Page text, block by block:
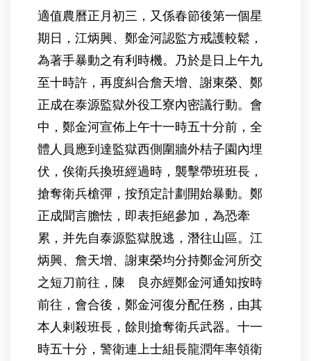
適值農曆正月初三，又係春節後第一個星
期日，江炳興、鄭金河認監方戒護較鬆，
為著手暴動之有利時機。乃於是日上午九
至十時許，再度糾合詹天增、謝東榮、鄭
正成在泰源監獄外役工寮內密議行動。會
中，鄭金河宣佈上午十一時五十分前，全
體人員應到達監獄西側圍牆外桔子園內埋
伏，俟衛兵換班經過時，襲擊帶班班長，
搶奪衛兵槍彈，按預定計劃開始暴動。鄭
正成聞言膽怯，即表拒絕參加，為恐牽
累，并先自泰源監獄脫逃，潛往山區。江
炳興、詹天增、謝東榮均分持鄭金河所交
之短刀前往，陳 良亦經鄭金河通知按時
前往，會合後，鄭金河復分配任務，由其
本人剌殺班長，餘則搶奪衛兵武器。十一
時五十分，警衛連上士組長龍潤年率領衛